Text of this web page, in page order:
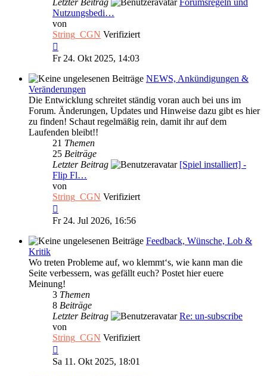
Letzter Beitrag
Forumsregeln und
Nutzungsbedi…
von
String_CGN Verifiziert
Beitrag
Fr 24. Okt 2025, 14:03
NEWS, Ankündigungen &
Veränderungen
Die Entwicklung schreitet ständig voran auch bei uns im
Forum. Änderungen, Updates und Hinweise dazu gibt es hier
zu finden! Schaut regelmäßig rein, damit ihr auf dem
Laufenden bleibt!!
21 Themen
25 Beiträge
Letzter Beitrag
[Spiel installiert] -
Flip Fl…
von
String_CGN Verifiziert
Beitrag
Fr 24. Jul 2026, 16:56
Feedback, Wünsche, Lob &
Kritik
Wo treten Probleme auf, wo klemmt‘s, wie kann man die
Seite verbessern, was gefällt euch? Postet hier euere
Meinung!
3 Themen
8 Beiträge
Letzter Beitrag
Re: un-subscribe
von
String_CGN Verifiziert
Beitrag
Sa 11. Okt 2025, 18:01